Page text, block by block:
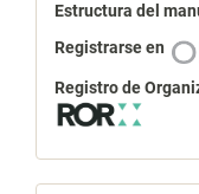
Estructura del
Registrarse en
Registro de